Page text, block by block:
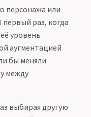
персонажа или
первый раз, когда
уровень
аугментацией
бы меняли
между
выбирая другую